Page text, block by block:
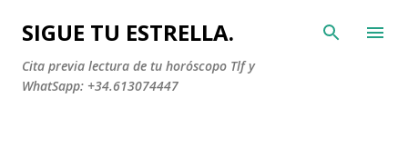
Ir al contenido principal
SIGUE TU ESTRELLA.
Cita previa lectura de tu horóscopo Tlf y
WhatSapp: +34.613074447